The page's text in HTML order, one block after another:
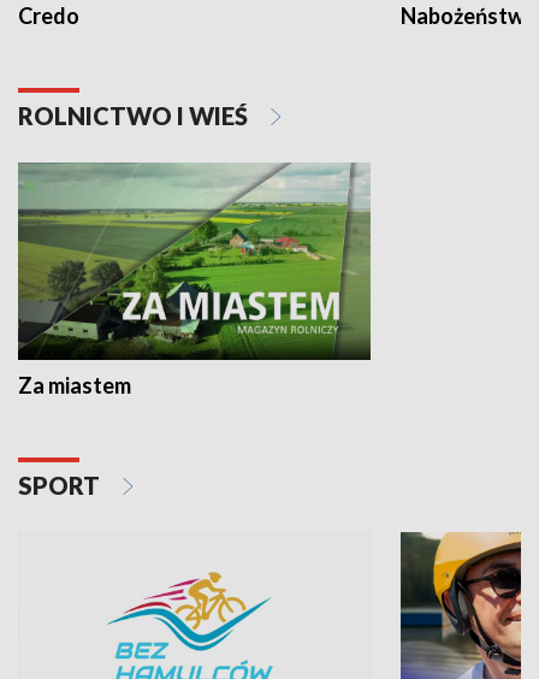
Credo
ROLNICTWO I WIEŚ
Za miastem
SPORT